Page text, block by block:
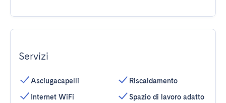
Servizi
Asciugacapelli
Internet WiFi
Riscaldamento
Spazio di lavoro adatto